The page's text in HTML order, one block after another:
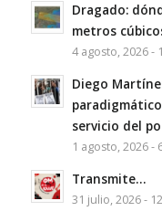
Dragado:
metros
4 agosto, 2026 -
Diego
servicio del
1 agosto, 2026 -
Transmite…
31 julio, 2026 -